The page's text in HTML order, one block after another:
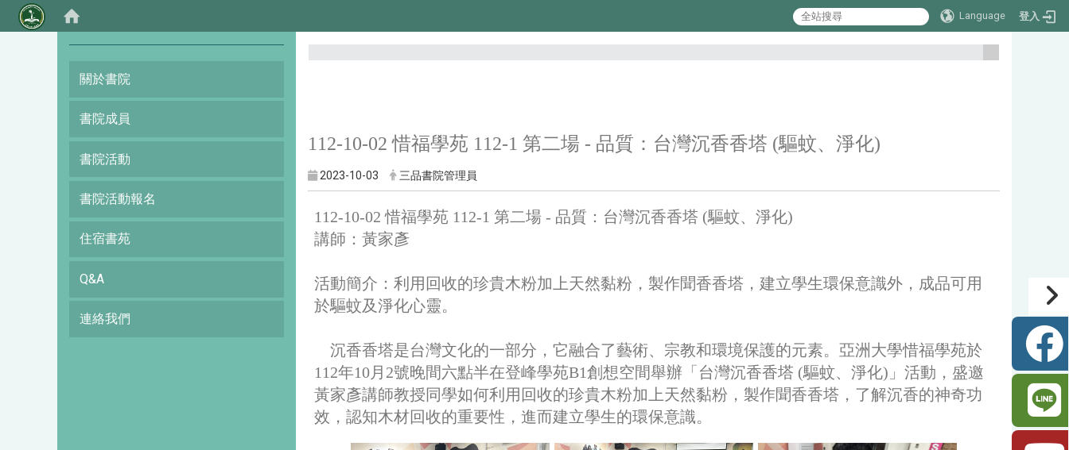
Language 登入
:::
關於書院
書院成員
書院活動
書院活動報名
住宿書苑
Q&A
連絡我們
112-10-02 惜福學苑 112-1 第二場 - 品質：台灣沉香香塔 (驅蚊、淨化)
2023-10-03 三品書院管理員
112-10-02 惜福學苑 112-1 第二場 - 品質：台灣沉香香塔 (驅蚊、淨化)
講師：黃家彥
活動簡介： 利用回收的珍貴木粉加上天然黏粉，製作聞香香塔，建立學生環保意識外，成品可用
於驅蚊及淨化心靈。
沉香香塔是台灣文化的一部分，它融合了藝術、宗教和環境保護的元素。亞洲大學惜福學苑於
112年10月2號晚間六點半在登峰學苑B1創想空間舉辦「台灣沉香香塔 (驅蚊、淨化)」活動，盛邀
黃家彥講師教授同學如何利用回收的珍貴木粉加上天然黏粉，製作聞香香塔，了解沉香的神奇功
效，認知木材回收的重要性，進而建立學生的環保意識。